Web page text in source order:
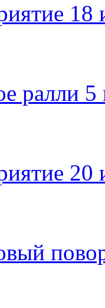
18
ралли
20